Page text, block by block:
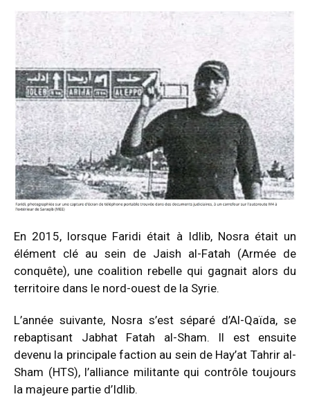
En 2015, lorsque Faridi était à Idlib, Nosra était un
élément clé au sein de Jaish al-Fatah (Armée de
conquête), une coalition rebelle qui gagnait alors du
territoire dans le nord-ouest de la Syrie.
L’année suivante, Nosra s’est séparé d’Al-Qaïda, se
rebaptisant Jabhat Fatah al-Sham. Il est ensuite
devenu la principale faction au sein de Hay’at Tahrir al-
Sham (HTS), l’alliance militante qui contrôle toujours
la majeure partie d’Idlib.